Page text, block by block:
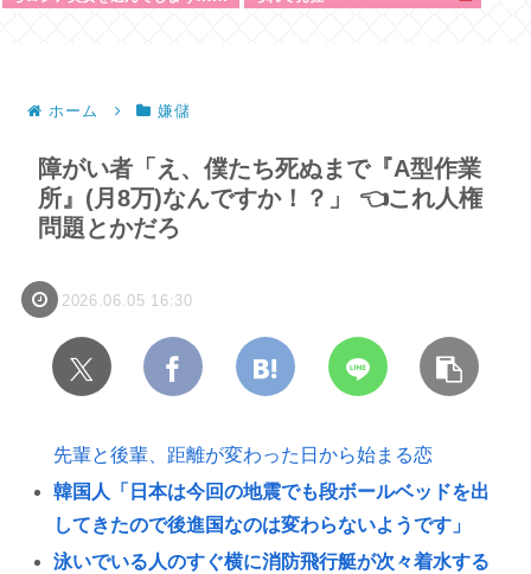
ホーム 嫌儲
障がい者「え、僕たち死ぬまで『A型作業
所』(月8万)なんですか！？」 👈これ人権
問題とかだろ
2026.06.05 16:30
先輩と後輩、距離が変わった日から始まる恋
韓国人「日本は今回の地震でも段ボールベッドを出
してきたので後進国なのは変わらないようです」
泳いでいる人のすぐ横に消防飛行艇が次々着水する